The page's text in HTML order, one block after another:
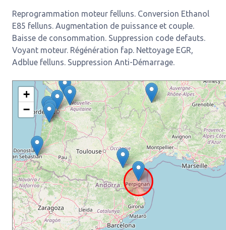
Reprogrammation moteur felluns. Conversion Ethanol
E85 felluns. Augmentation de puissance et couple.
Baisse de consommation. Suppression code defauts.
Voyant moteur. Régénération fap. Nettoyage EGR,
Adblue felluns. Suppression Anti-Démarrage.
+
−